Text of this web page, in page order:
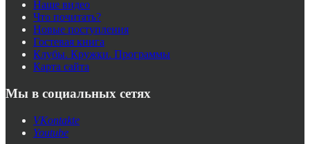
Наше видео
Что почитать?
Новые поступления
Гостевая книга
Клубы. Кружки. Программы
Карта сайта
Мы в социальных сетях
VKontakte
Youtube